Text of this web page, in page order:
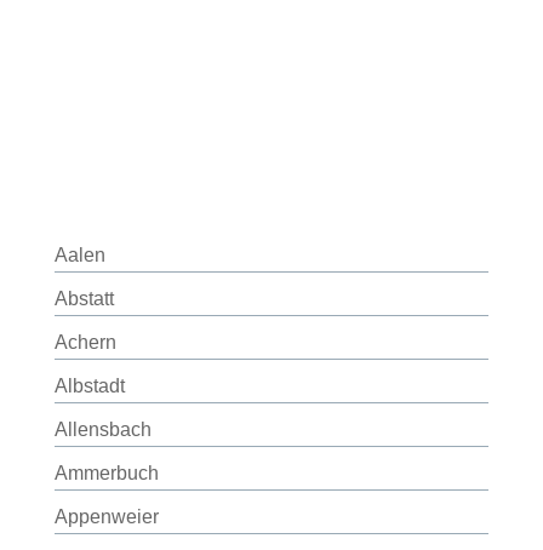
Aalen
Abstatt
Achern
Albstadt
Allensbach
Ammerbuch
Appenweier